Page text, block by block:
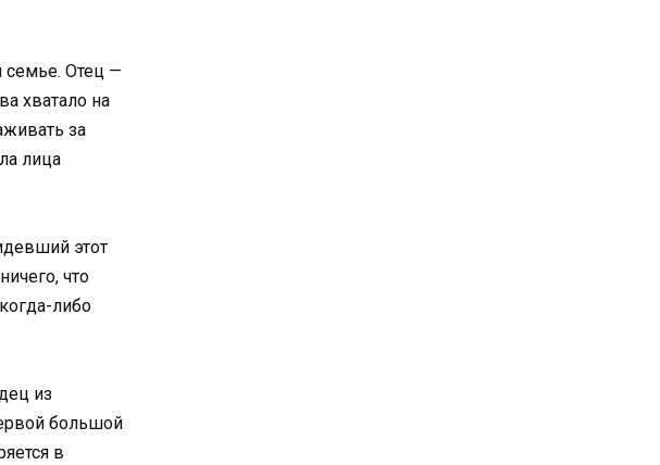
семье. Отец —
хватало на
за
лица
этот
что
либо
из
большой
в